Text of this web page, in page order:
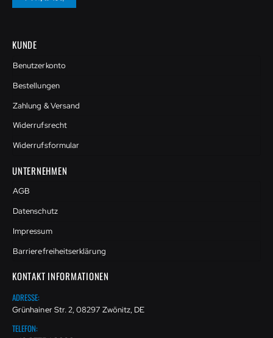
KUNDE
Benutzerkonto
Bestellungen
Zahlung & Versand
Widerrufsrecht
Widerrufsformular
UNTERNEHMEN
AGB
Datenschutz
Impressum
Barrierefreiheitserklärung
KONTAKT INFORMATIONEN
ADRESSE:
Grünhainer Str. 2, 08297 Zwönitz, DE
TELEFON: